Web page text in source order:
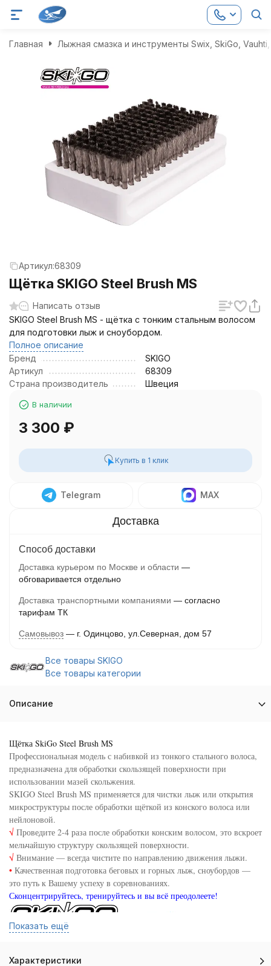
Главная Лыжная смазка и инструменты Swix, SkiGo,
Артикул:68309
Щётка SKIGO Steel Brush MS
Написать отзыв
SKIGO Steel Brush MS - щётка с тонким стальным волосом
для подготовки лыж и сноубордом.
Полное описание
Бренд
SKIGO
Артикул
68309
Страна производитель
Швеция
В наличии
3 300 ₽
Купить в 1 клик
Telegram MAX
Способ доставки
Доставка курьером по Москве и области
обговаривается отдельно
Доставка транспортными компаниями
согласно
тарифам ТК
Самовывоз г. Одинцово, ул.Северная, дом 57
Все товары SKIGO
Все товары категории
Описание
Щётка SkiGo Steel Brush MS
Профессиональная модель с набивкой из тонкого стального волоса,
предназначена для обработки скользящей поверхности при
использовании мазей скольжения.
SKIGO Steel Brush MS применяется для чистки лыж или открытия
микроструктуры после обработки щёткой из конского волоса или
нейлоновой.
√ Проведите 2-4 раза после обработки конским волосом, это вскроет
мельчайшую структуру скользящей поверхности.
√ Внимание — всегда чистите по направлению движения лыжи.
• Качественная подготовка беговых и горных лыж, сноубордов —
это путь к Вашему успеху в соревнованиях.
Сконцентрируйтесь, тренируйтесь и вы всё преодолеете!
Показать ещё
Характеристики